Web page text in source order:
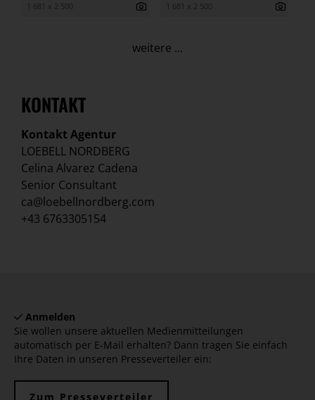
1 681 x 2 500 1 681 x 2 500
weitere ...
KONTAKT
Kontakt Agentur
LOEBELL NORDBERG
Celina Alvarez Cadena
Senior Consultant
ca@loebellnordberg.com
+43 6763305154
Anmelden
Sie wollen unsere aktuellen Medienmitteilungen
automatisch per E-Mail erhalten? Dann tragen Sie einfach
Ihre Daten in unseren Presseverteiler ein:
Zum Presseverteiler